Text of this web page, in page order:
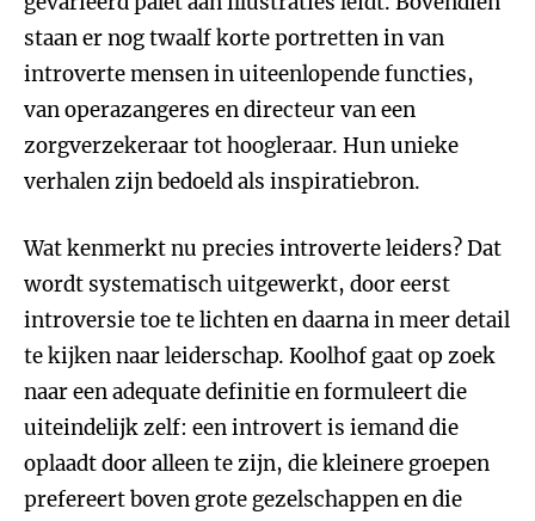
staan er nog twaalf korte portretten in van
introverte mensen in uiteenlopende functies,
van operazangeres en directeur van een
zorgverzekeraar tot hoogleraar. Hun unieke
verhalen zijn bedoeld als inspiratiebron.
Wat kenmerkt nu precies introverte leiders? Dat
wordt systematisch uitgewerkt, door eerst
introversie toe te lichten en daarna in meer detail
te kijken naar leiderschap. Koolhof gaat op zoek
naar een adequate definitie en formuleert die
uiteindelijk zelf: een introvert is iemand die
oplaadt door alleen te zijn, die kleinere groepen
prefereert boven grote gezelschappen en die